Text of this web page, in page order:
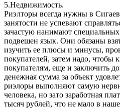
5.Недвижимость.
Риэлторы всегда нужны в
занятости не успевают
зачастую нанимают
подвешен язык. Они обязаны
изучить ее плюсы и минусы,
покупателей, затем надо, чтобы
покупателям, еще и заключить
денежная сумма за объект
риэлоры выполняют самую
человека, но зато заработная
тысяч рублей, что не мало в